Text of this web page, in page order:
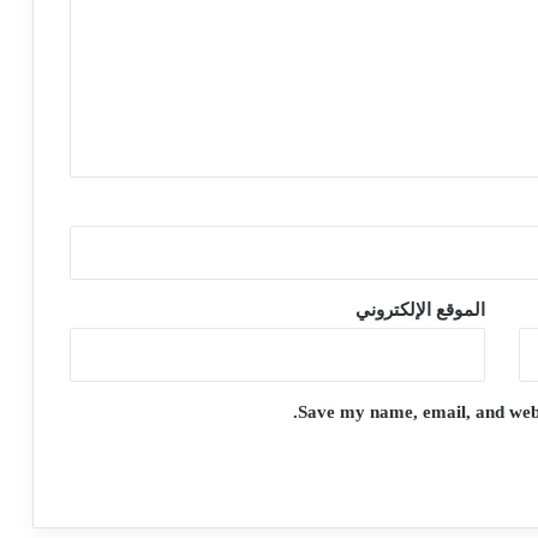
الموقع الإلكتروني
Save my name, email, and